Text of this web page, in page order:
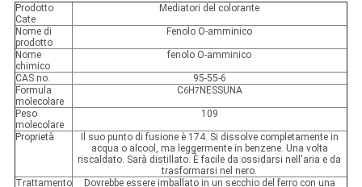
Prodotto
Cate
Mediatori del colorante
Nome di
prodotto
Fenolo O-amminico
Nome
chimico
fenolo O-amminico
CAS no.
95-55-6
Formula
molecolare
C6H 7 NESSUNA
Peso
molecolare
109
Proprietà
Il suo punto di fusione è 174. Si dissolve completamente in
acqua o alcool, ma leggermente in benzene. Una volta
riscaldato. Sarà distillato. È facile da ossidarsi nell'aria e da
trasformarsi nel nero.
Trattamento
Dovrebbe essere imballato in un secchio del ferro con una